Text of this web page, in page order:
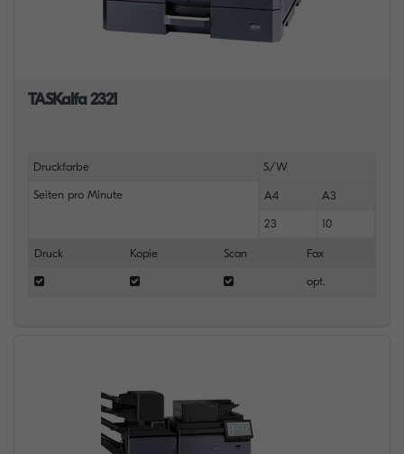
TASKalfa 2321
Druckfarbe S/W
Seiten pro Minute A4 A3
23 10
Druck Kopie Scan Fax
opt.